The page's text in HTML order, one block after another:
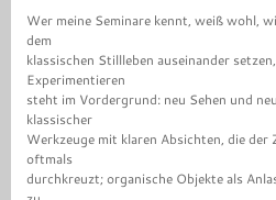
KONTAKT
STARTSEITE
Wer meine Seminare kennt, weiß wohl,
dem
klassischen Stillleben auseinander
Experimentieren
steht im Vordergrund: neu Sehen und
klassischer
Werkzeuge mit klaren Absichten, die
oftmals
durchkreuzt; organische Objekte als